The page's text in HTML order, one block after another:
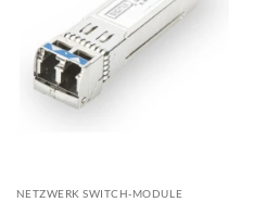
NETZWERK SWITCH-MODULE